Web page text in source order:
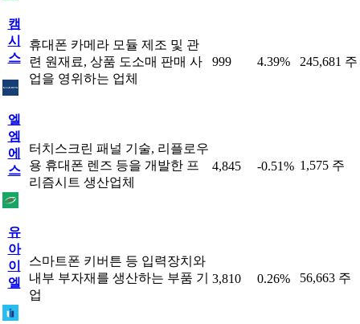
캠
시
스
휴대폰 카메라 모듈 제조 및 관
련 원재료, 상품 도소매 판매 사
업을 영위하는 업체
999 4.39% 245,681 주
엘
엠
에
스
터치스크린 패널 기술, 리플로우
용 휴대폰 렌즈 등을 개발한 프
리즘시트 생산업체
4,845 -0.51% 1,575 주
유
아
이
엘
스마트폰 키버튼 등 입력장치와
내부 부자재를 생산하는 부품 기
업
3,810 0.26% 56,663 주